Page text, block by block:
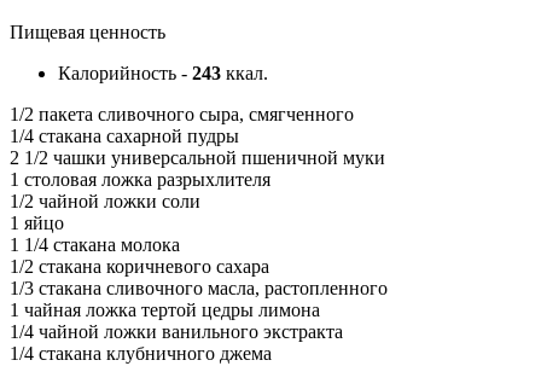
Пищевая ценность
Калорийность - 243 ккал.
1/2 пакета сливочного сыра, смягченного
1/4 стакана сахарной пудры
2 1/2 чашки универсальной пшеничной муки
1 столовая ложка разрыхлителя
1/2 чайной ложки соли
1 яйцо
1 1/4 стакана молока
1/2 стакана коричневого сахара
1/3 стакана сливочного масла, растопленного
1 чайная ложка тертой цедры лимона
1/4 чайной ложки ванильного экстракта
1/4 стакана клубничного джема